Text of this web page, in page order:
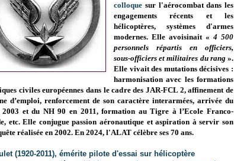
colloque sur l'aérocombat dans les
engagements récents et les
hélicoptères, systèmes d'armes
modernes. Elle avoisinait «4 500
personnels répartis en officiers,
sous-officiers et militaires du rang ».
Elle vivait des mutations décisives :
harmonisation avec les formations
civiles européennes dans le cadre des JAR-FCL 2, affinement de
d’emploi, renforcement de son caractère interarmées, arrivée du
et du NH 90 en 2011, formation au Tigre à l’Ecole Franco-
etc. Elle conjugue passion aéronautique et aspiration à servir son
réalisée en 2002. En 2024, l'ALAT célèbre ses 70 ans.
(1920-2011), émérite pilote d'essai sur hélicoptère